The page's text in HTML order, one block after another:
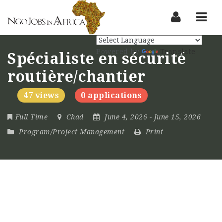
Spécialiste en sécurité
routière/chantier
47 views 0 applications
Full Time Chad June 4, 2026 - June 15, 2026
Program/Project Management
Print
Powered by Translate